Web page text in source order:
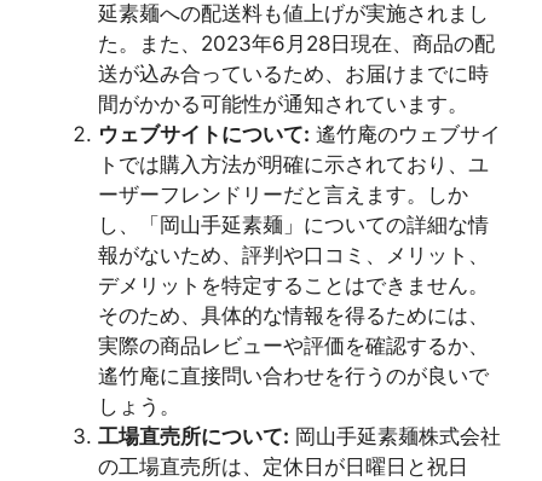
延素麺への配送料も値上げが実施されまし
た。また、2023年6月28日現在、商品の配
送が込み合っているため、お届けまでに時
間がかかる可能性が通知されています。
ウェブサイトについて: 遙竹庵のウェブサイ
トでは購入方法が明確に示されており、ユ
ーザーフレンドリーだと言えます。しか
し、「岡山手延素麺」についての詳細な情
報がないため、評判や口コミ、メリット、
デメリットを特定することはできません。
そのため、具体的な情報を得るためには、
実際の商品レビューや評価を確認するか、
遙竹庵に直接問い合わせを行うのが良いで
しょう。
工場直売所について: 岡山手延素麺株式会社
の工場直売所は、定休日が日曜日と祝日